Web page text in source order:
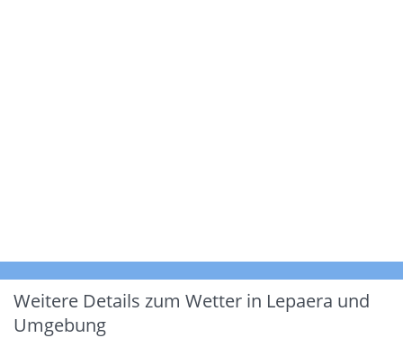
Weitere Details zum Wetter in Lepaera und
Umgebung